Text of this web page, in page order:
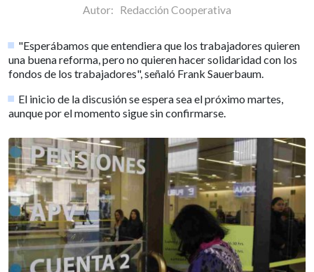
Autor: Redacción Cooperativa
"Esperábamos que entendiera que los trabajadores quieren
una buena reforma, pero no quieren hacer solidaridad con los
fondos de los trabajadores", señaló Frank Sauerbaum.
El inicio de la discusión se espera sea el próximo martes,
aunque por el momento sigue sin confirmarse.